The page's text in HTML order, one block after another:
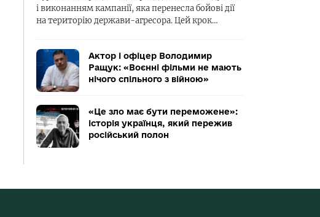
і виконанням кампанії, яка перенесла бойові дії
на територію держави-агресора. Цей крок…
Актор і офіцер Володимир
Ращук: «Воєнні фільми не мають
нічого спільного з війною»
«Це зло має бути переможене»:
історія українця, який пережив
російський полон